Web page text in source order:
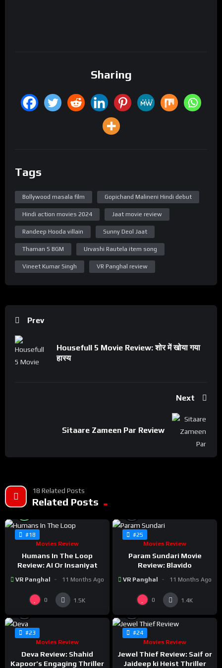
Sharing
Tags
Bollywood masala film Gopichand Malineni Hindi debut
Hindi action movies 2024 Jaat movie review
Randeep Hooda villain Sunny Deol Jaat
Thaman S BGM Urvashi Rautela item song
Vineet Kumar Singh VR Panghal review
Prev
Housefull 5 Movie Review: शोर में खोया गया
हास्य
Next
Sitaare Zameen Par Review
18 Related Posts
Related Posts
#18
Movies Review
Humans In The Loop
Review: AI Or Insaniyat
VR Panghal 11 Months Ago
0 1.5K
#25
Movies Review
Param Sundari Movie
Review: Blavido
VR Panghal 11 Months Ago
0 1.4K
#23
Movies Review
Deva Review: Shahid
Kapoor’s Engaging Thriller
#24
Movies Review
Jewel Thief Review: Saif or
Jaideep ki Heist Thriller